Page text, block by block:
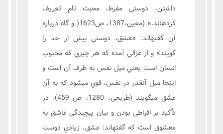
داشتن، دوستی مفرط، محبت تام تعریف
کردهاند.» (معین،1387، ص1623( و گاه درباره
آن گفتهاند: «عشق، دوستي بيش از حد را
گویند» و از غزالي آمده كه هر چيزي كه محبوب
انسان است يعني ميل نفس به طرف آن است و
اينجا ميل آنقدر در نفس، قوي ميشود كه به آن
عشق ميگويند (طریحی، 1280، ص 459). در
تأکید بر افراطی بودن و بیان پیچیدگی عاشق به
معشوق است که گفتهاند: عشق، زيادي دوست